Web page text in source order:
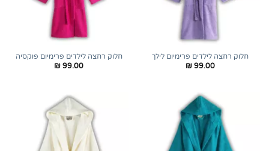
חלוק רחצה לילדים פרימיום לילך
₪ 99.00
חלוק רחצה לילדים פרימיום פוקסיה
₪ 99.00